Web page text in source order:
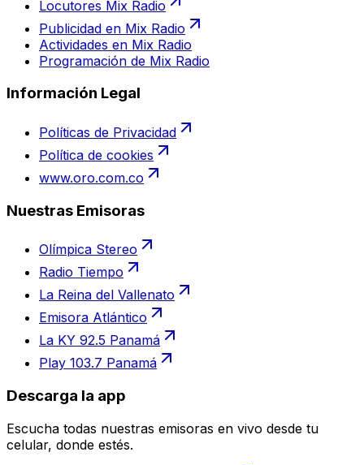
Locutores Mix Radio
Publicidad en Mix Radio
Actividades en Mix Radio
Programación de Mix Radio
Información Legal
Políticas de Privacidad
Política de cookies
www.oro.com.co
Nuestras Emisoras
Olímpica Stereo
Radio Tiempo
La Reina del Vallenato
Emisora Atlántico
La KY 92.5 Panamá
Play 103.7 Panamá
Descarga la app
Escucha todas nuestras emisoras en vivo desde tu
celular, donde estés.